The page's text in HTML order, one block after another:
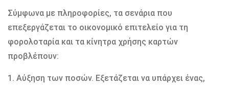
Σύμφωνα με πληροφορίες, τα σενάρια που
επεξεργάζεται το οικονομικό επιτελείο για τη
φορολοταρία και τα κίνητρα χρήσης καρτών
προβλέπουν:
1. Αύξηση των ποσών. Εξετάζεται να υπάρχει ένας,